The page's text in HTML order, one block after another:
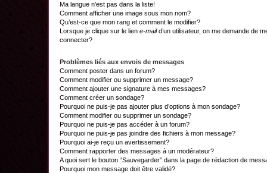
Ma langue n’est pas dans la liste!
Comment afficher une image sous mon nom?
Qu’est-ce que mon rang et comment le modifier?
Lorsque je clique sur le lien e-maild’un utilisateur, on me demande de
connecter?
Problèmes liés aux envois de messages
Comment poster dans un forum?
Comment modifier ou supprimer un message?
Comment ajouter une signature à mes messages?
Comment créer un sondage?
Pourquoi ne puis-je pas ajouter plus d’options à mon sondage?
Comment modifier ou supprimer un sondage?
Pourquoi ne puis-je pas accéder à un forum?
Pourquoi ne puis-je pas joindre des fichiers à mon message?
Pourquoi ai-je reçu un avertissement?
Comment rapporter des messages à un modérateur?
A quoi sert le bouton “Sauvegarder” dans la page de rédaction de
Pourquoi mon message doit être validé?